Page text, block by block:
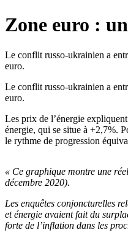
Zone euro :
Le conflit russo-ukrainien a
euro.
Le conflit russo-ukrainien a
euro.
Les prix de l’énergie
énergie, qui se situe à +2,7%.
le rythme de progression
« Ce graphique montre une
décembre 2020).
Les enquêtes conjoncturelles
et énergie avaient fait du
forte de l’inflation dans les